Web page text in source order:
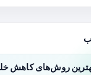
روش‌های کاهش